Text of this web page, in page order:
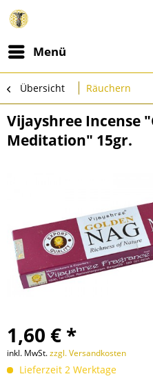
Menü
Übersicht Räuchern
Vijayshree Incense
Meditation" 15gr.
1,60 € *
inkl. MwSt.zzgl. Versandkosten
Lieferzeit 2 Werktage